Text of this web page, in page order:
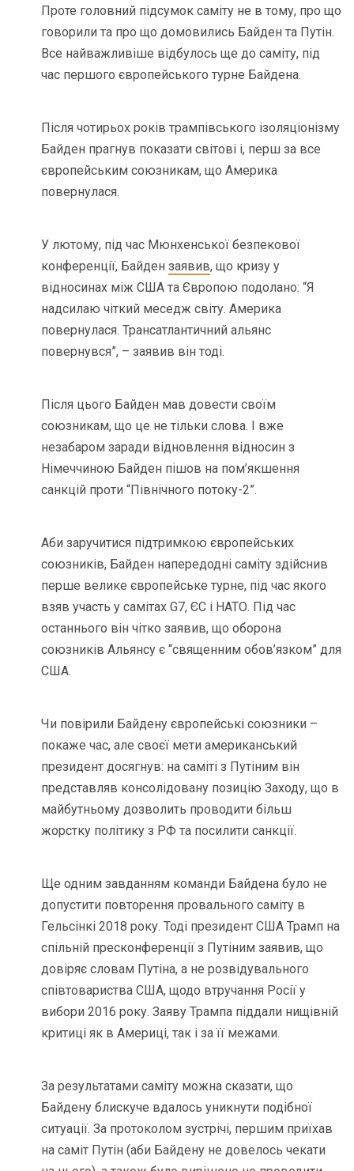
Проте головний підсумок саміту не в тому, про що
говорили та про що домовились Байден та Путін.
Все найважливіше відбулось ще до саміту, під
час першого європейського турне Байдена.
Після чотирьох років трампівського ізоляціонізму
Байден прагнув показати світові і, перш за все
європейським союзникам, що Америка
повернулася.
У лютому, під час Мюнхенської безпекової
конференції, Байдензаявив, що кризу у
відносинах між США та Європою подолано: “Я
надсилаю чіткий меседж світу. Америка
повернулася. Трансатлантичний альянс
повернувся”, – заявив він тоді.
Після цього Байден мав довести своїм
союзникам, що це не тільки слова. І вже
незабаром заради відновлення відносин з
Німеччиною Байден пішов на пом’якшення
санкцій проти “Північного потоку-2”.
Аби заручитися підтримкою європейських
союзників, Байден напередодні саміту здійснив
перше велике європейське турне, під час якого
взяв участь у самітах G7, ЄС і НАТО. Під час
останнього він чітко заявив, що оборона
союзників Альянсу є “священним обов’язком” для
США.
Чи повірили Байдену європейські союзники –
покаже час, але своєї мети американський
президент досягнув: на саміті з Путіним він
представляв консолідовану позицію Заходу, що в
майбутньому дозволить проводити більш
жорстку політику з РФ та посилити санкції.
Ще одним завданням команди Байдена було не
допустити повторення провального саміту в
Гельсінкі 2018 року. Тоді президент США Трамп на
спільній пресконференції з Путіним заявив, що
довіряє словам Путіна, а не розвідувального
співтовариства США, щодо втручання Росії у
вибори 2016 року. Заяву Трампа піддали нищівній
критиці як в Америці, так і за її межами.
За результатами саміту можна сказати, що
Байдену блискуче вдалось уникнути подібної
ситуації. За протоколом зустрічі, першим приїхав
на саміт Путін (аби Байдену не довелось чекати